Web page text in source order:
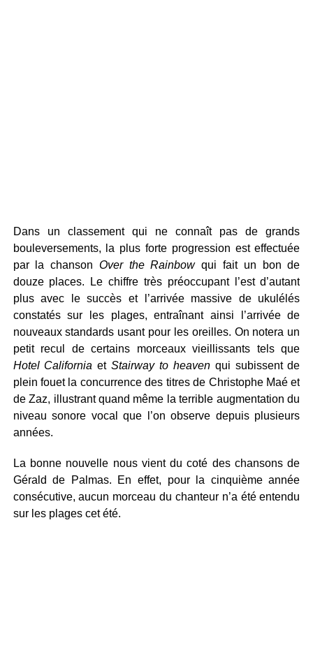
Dans un classement qui ne connaît pas de grands
bouleversements, la plus forte progression est effectuée
par la chanson Over the Rainbowqui fait un bon de
douze places. Le chiffre très préoccupant l’est d’autant
plus avec le succès et l’arrivée massive de ukulélés
constatés sur les plages, entraînant ainsi l’arrivée de
nouveaux standards usant pour les oreilles. On notera un
petit recul de certains morceaux vieillissants tels que
Hotel California etStairway to heavenqui subissent de
plein fouet la concurrence des titres de Christophe Maé et
de Zaz, illustrant quand même la terrible augmentation du
niveau sonore vocal que l’on observe depuis plusieurs
années.
La bonne nouvelle nous vient du coté des chansons de
Gérald de Palmas. En effet, pour la cinquième année
consécutive, aucun morceau du chanteur n’a été entendu
sur les plages cet été.